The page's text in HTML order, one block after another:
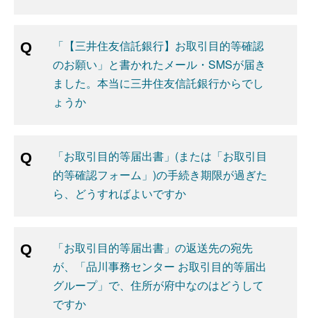
「【三井住友信託銀行】お取引目的等確認
のお願い」と書かれたメール・SMSが届き
ました。本当に三井住友信託銀行からでし
ょうか
「お取引目的等届出書」(または「お取引目
的等確認フォーム」)の手続き期限が過ぎた
ら、どうすればよいですか
「お取引目的等届出書」の返送先の宛先
が、「品川事務センター お取引目的等届出
グループ」で、住所が府中なのはどうして
ですか